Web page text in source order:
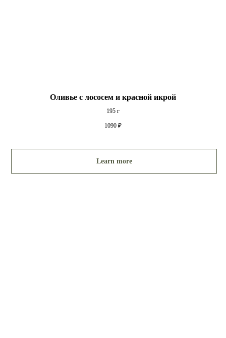
Оливье с лососем и красной икрой
195 г
1090 ₽
Learn more